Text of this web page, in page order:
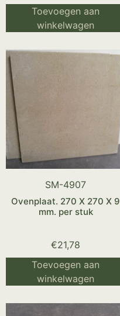
Toevoegen aan
winkelwagen
SM-4907
Ovenplaat. 270 X 270 X 9
mm. per stuk
€21,78
Toevoegen aan
winkelwagen